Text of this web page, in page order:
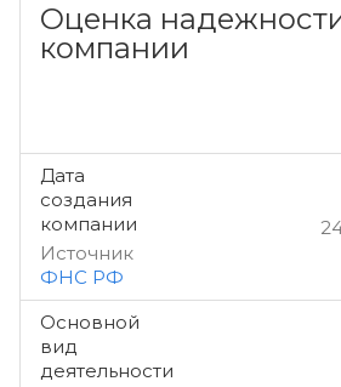
Оценка
компании
Дата
создания
компании
Источник
ФНС РФ
Основной
вид
деятельности